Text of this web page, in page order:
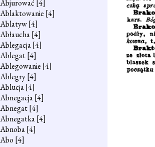
Abjurować [4]
Ablaktowanie [4]
Ablatyw[4]
Abłaucha[4]
Ablegacja[4]
Ablegat[4]
Ablegowanie [4]
Ablegry[4]
Ablucja[4]
Abnegacja[4]
Abnegat[4]
Abnegatka[4]
Abnoba[4]
Abo [4]